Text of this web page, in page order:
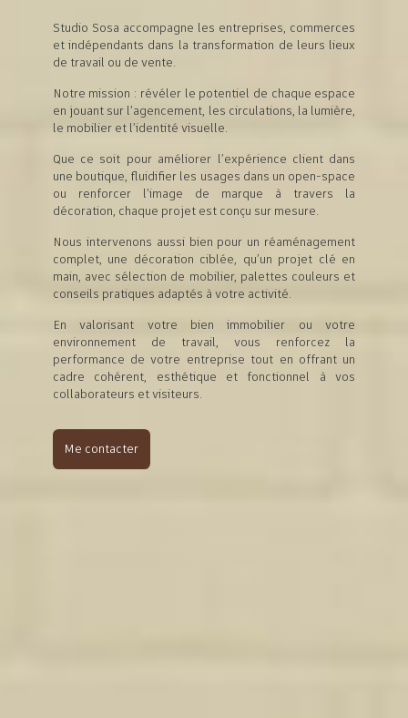
Studio Sosa accompagne les entreprises, commerces
et indépendants dans la transformation de leurs lieux
de travail ou de vente.
Notre mission : révéler le potentiel de chaque espace
en jouant sur l’agencement, les circulations, la lumière,
le mobilier et l’identité visuelle.
Que ce soit pour améliorer l’expérience client dans
une boutique, fluidifier les usages dans un open-space
ou renforcer l’image de marque à travers la
décoration, chaque projet est conçu sur mesure.
Nous intervenons aussi bien pour un réaménagement
complet, une décoration ciblée, qu’un projet clé en
main, avec sélection de mobilier, palettes couleurs et
conseils pratiques adaptés à votre activité.
En valorisant votre bien immobilier ou votre
environnement de travail, vous renforcez la
performance de votre entreprise tout en offrant un
cadre cohérent, esthétique et fonctionnel à vos
collaborateurs et visiteurs.
Me contacter